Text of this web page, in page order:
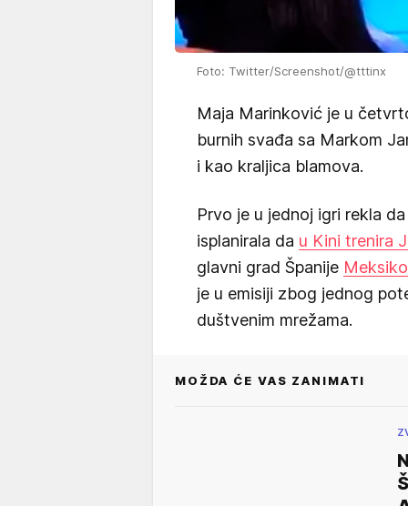
Foto: Twitter/Screenshot/@tttinx
Maja Marinković je u
burnih svađa sa Markom
i kao kraljica blamova.
Prvo je u jednoj igri rekla
isplanirala da u Kini trenira
glavni grad Španije Meksiko
je u emisiji zbog jednog
duštvenim mrežama.
MOŽDA ĆE VAS ZANIMATI